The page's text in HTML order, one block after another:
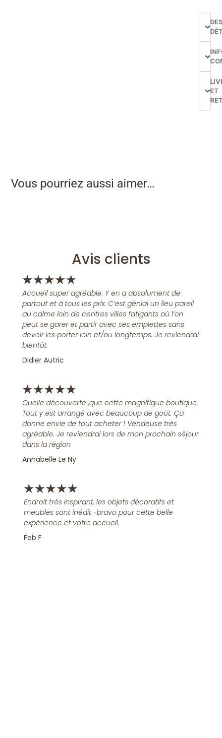
ET
Vous pourriez aussi aimer…
Avis clients
★★★★★
Accueil super agréable. Y en a absolument de
partout et à tous les prix. C’est génial un lieu pareil
au calme loin de centres villes fatigants où l’on
peut se garer et partir avec ses emplettes sans
devoir les porter loin et/ou longtemps. Je reviendrai
bientôt.
Didier Autric
★★★★★
Quelle découverte ,que cette magnifique boutique.
Tout y est arrangé avec beaucoup de goût. Ça
donne envie de tout acheter ! Vendeuse très
agréable. Je reviendrai lors de mon prochain séjour
dans la région
Annabelle Le Ny
★★★★★
Endroit très inspirant, les objets décoratifs et
meubles sont inédit -bravo pour cette belle
expérience et votre accueil.
Fab F